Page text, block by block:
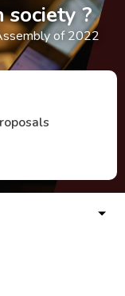
?
of 2022